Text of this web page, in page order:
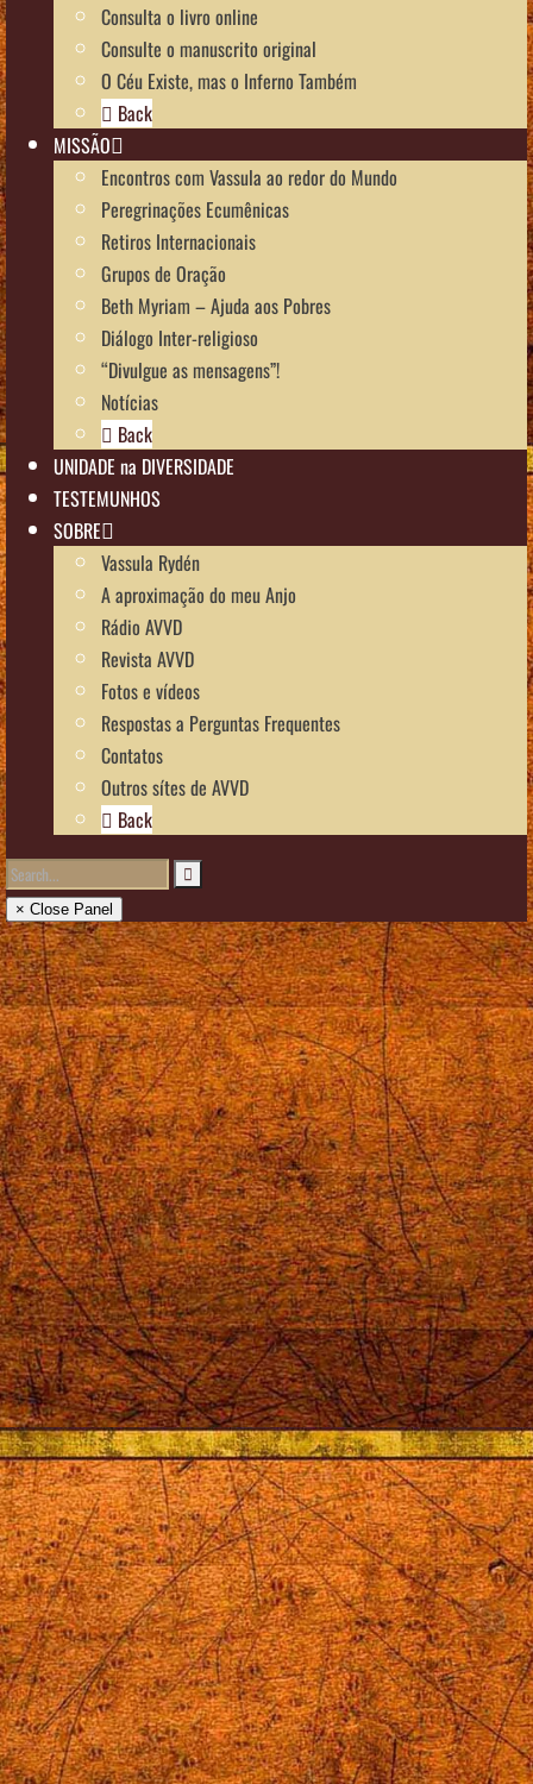
Consulta o livro online
Consulte o manuscrito original
O Céu Existe, mas o Inferno Também
Back
MISSÃO
Encontros com Vassula ao redor do Mundo
Peregrinações Ecumênicas
Retiros Internacionais
Grupos de Oração
Beth Myriam – Ajuda aos Pobres
Diálogo Inter-religioso
“Divulgue as mensagens”!
Notícias
Back
UNIDADE na DIVERSIDADE
TESTEMUNHOS
SOBRE
Vassula Rydén
A aproximação do meu Anjo
Rádio AVVD
Revista AVVD
Fotos e vídeos
Respostas a Perguntas Frequentes
Contatos
Outros sítes de AVVD
Back
× Close Panel